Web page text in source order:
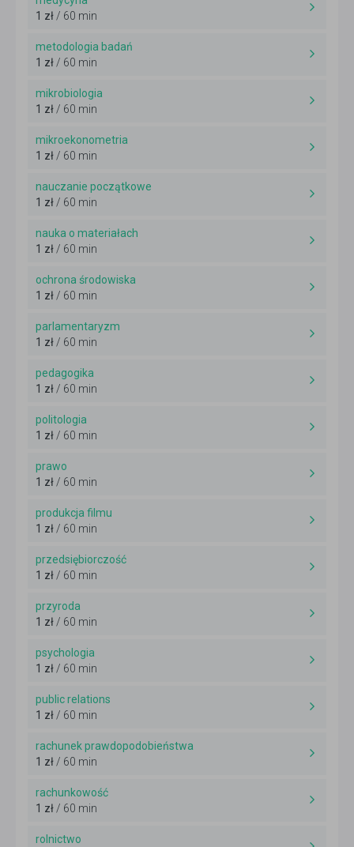
1 zł/ 60 min
metodologia badań
1 zł/ 60 min
mikrobiologia
1 zł/ 60 min
mikroekonometria
1 zł/ 60 min
nauczanie początkowe
1 zł/ 60 min
nauka o materiałach
1 zł/ 60 min
ochrona środowiska
1 zł/ 60 min
parlamentaryzm
1 zł/ 60 min
pedagogika
1 zł/ 60 min
politologia
1 zł/ 60 min
prawo
1 zł/ 60 min
produkcja filmu
1 zł/ 60 min
przedsiębiorczość
1 zł/ 60 min
przyroda
1 zł/ 60 min
psychologia
1 zł/ 60 min
public relations
1 zł/ 60 min
rachunek prawdopodobieństwa
1 zł/ 60 min
rachunkowość
1 zł/ 60 min
rolnictwo